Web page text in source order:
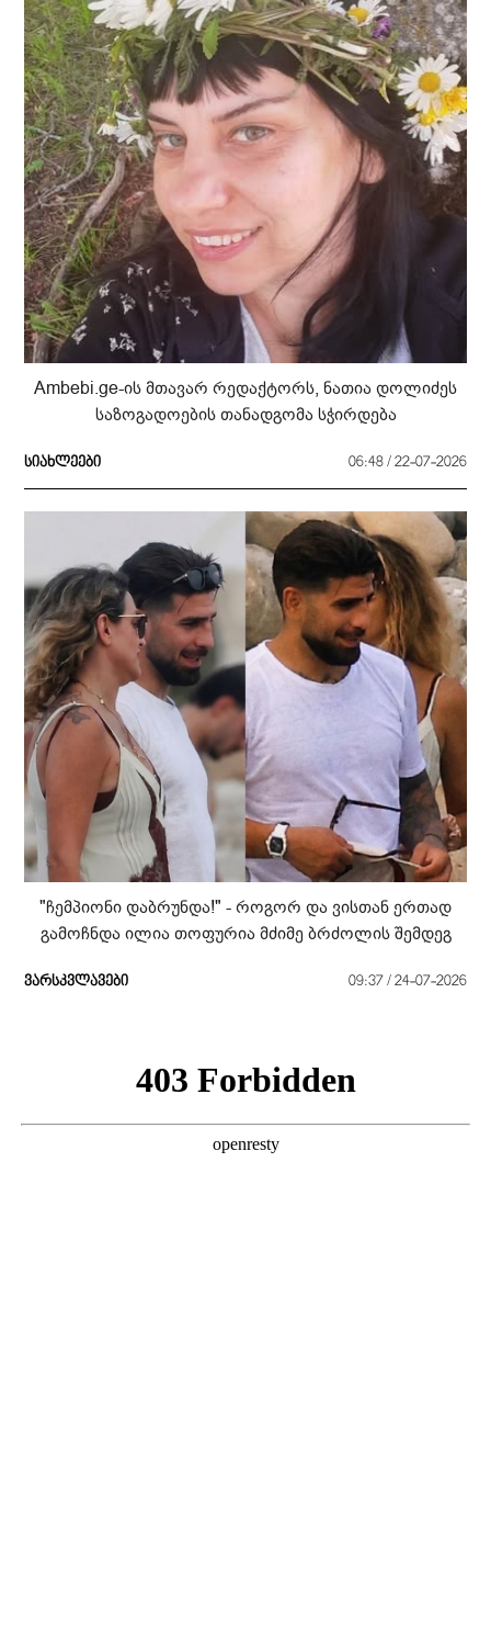
Ambebi.ge-ის მთავარ რედაქტორს, ნათია დოლიძეს
საზოგადოების თანადგომა სჭირდება
სიახლეები 06:48 / 22-07-2026
"ჩემპიონი დაბრუნდა!" - როგორ და ვისთან ერთად
გამოჩნდა ილია თოფურია მძიმე ბრძოლის შემდეგ
ვარსკვლავები 09:37 / 24-07-2026